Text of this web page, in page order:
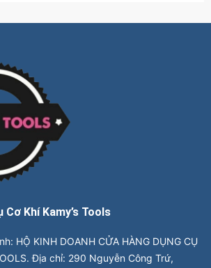
Cơ Khí Kamy’s Tools
HỘ KINH DOANH CỬA HÀNG DỤNG CỤ
Địa chỉ: 290 Nguyễn Công Trứ,